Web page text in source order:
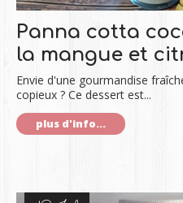
Panna cotta
la mangue et
Envie d'une gourmandise
copieux ? Ce dessert est...
plus d'info...